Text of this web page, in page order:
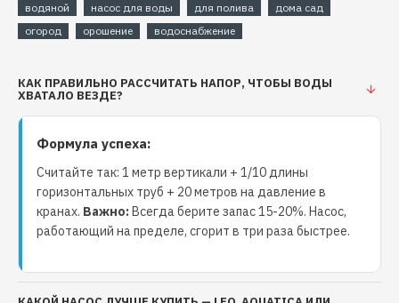
водяной
насос для воды для полива
дома сад
огород
орошение водоснабжение
КАК ПРАВИЛЬНО РАССЧИТАТЬ НАПОР, ЧТОБЫ ВОДЫ
ХВАТАЛО ВЕЗДЕ?
Формула успеха:
Считайте так: 1 метр вертикали + 1/10 длины
горизонтальных труб + 20 метров на давление в
кранах. Важно:Всегда берите запас 15-20%. Насос,
работающий на пределе, сгорит в три раза быстрее.